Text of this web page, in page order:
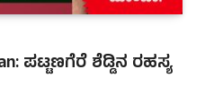
ಪಟ್ಟಣಗೆರೆ ಶೆಡ್ಡಿನ ರಹಸ್ಯ